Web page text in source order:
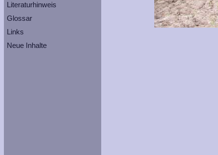
Literaturhinweis
Glossar
Links
Neue Inhalte